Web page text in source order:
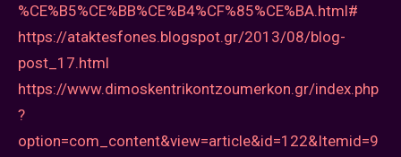
%CE%B5%CE%BB%CE%B4%CF%85%CE%BA.html#
https://ataktesfones.blogspot.gr/2013/08/blog-
post_17.html
https://www.dimoskentrikontzoumerkon.gr/index.php
?
option=com_content&view=article&id=122&Itemid=9